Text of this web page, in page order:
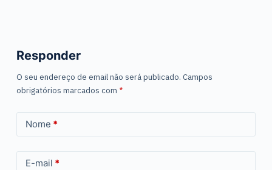
Responder
O seu endereço de email não será publicado. Campos
obrigatórios marcados com *
Nome *
E-mail *